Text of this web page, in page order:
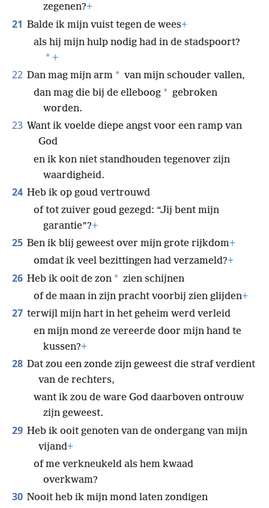
zegenen?+
21 Balde ik mijn vuist tegen de wees+
als hij mijn hulp nodig had in de stadspoort?
* +
22 Dan mag mijn arm * van mijn schouder vallen,
dan mag die bij de elleboog * gebroken
worden.
23 Want ik voelde diepe angst voor een ramp van
God
en ik kon niet standhouden tegenover zijn
waardigheid.
24 Heb ik op goud vertrouwd
of tot zuiver goud gezegd: “Jij bent mijn
garantie”?+
25 Ben ik blij geweest over mijn grote rijkdom+
omdat ik veel bezittingen had verzameld?+
26 Heb ik ooit de zon * zien schijnen
of de maan in zijn pracht voorbij zien glijden+
27 terwijl mijn hart in het geheim werd verleid
en mijn mond ze vereerde door mijn hand te
kussen?+
28 Dat zou een zonde zijn geweest die straf verdient
van de rechters,
want ik zou de ware God daarboven ontrouw
zijn geweest.
29 Heb ik ooit genoten van de ondergang van mijn
vijand+
of me verkneukeld als hem kwaad
overkwam?
30 Nooit heb ik mijn mond laten zondigen